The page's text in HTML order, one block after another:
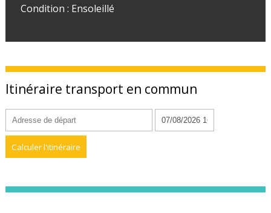
Condition : Ensoleillé
Itinéraire transport en commun